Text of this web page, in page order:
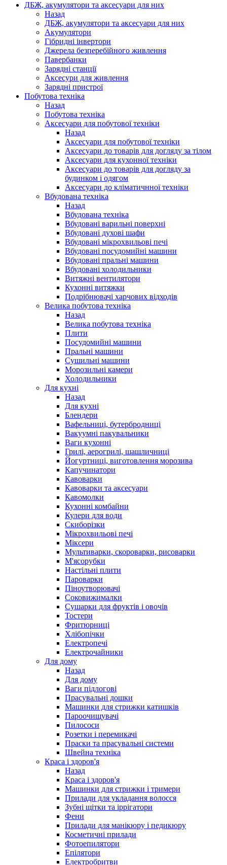
ДБЖ, акумулятори та аксесуари для них
Назад
ДБЖ, акумулятори та аксесуари для них
Акумулятори
Гібридні інвертори
Джерела безперебійного живлення
Павербанки
Зарядні станції
Аксесури для живлення
Зарядні пристрої
Побутова техніка
Назад
Побутова техніка
Аксесуари для побутової техніки
Назад
Аксесуари для побутової техніки
Аксесуари до товарів для догляду за тілом
Аксесуари для кухонної техніки
Аксесуари до товарів для догляду за
будинком і одягом
Аксесуари до кліматичнної техніки
Вбудована техніка
Назад
Вбудована техніка
Вбудовані варильні поверхні
Вбудовані духові шафи
Вбудовані мікрохвильові печі
Вбудовані посудомийні машини
Вбудовані пральні машини
Вбудовані холодильники
Витяжні вентилятори
Кухонні витяжки
Подрібнювачі харчових відходів
Велика побутова техніка
Назад
Велика побутова техніка
Плити
Посудомийні машини
Пральні машини
Сушильні машини
Морозильні камери
Холодильники
Для кухні
Назад
Для кухні
Блендери
Вафельниці, бутербродниці
Вакуумні пакувальники
Ваги кухонні
Грилі, аерогрилі, шашличниці
Йогуртниці, виготовлення морозива
Капучинатори
Кавоварки
Кавоварки та аксесуари
Кавомолки
Кухонні комбайни
Кулери для води
Скиборізки
Мікрохвильові печі
Міксери
Мультиварки, скороварки, рисоварки
М'ясорубки
Настільні плити
Пароварки
Піноутворювачі
Соковижималки
Сушарки для фруктів і овочів
Тостери
Фритюрниці
Хлібопічки
Електропечі
Електрочайники
Для дому
Назад
Для дому
Ваги підлогові
Прасувальні дошки
Машинки для стрижки катишків
Пароочищувачі
Пилососи
Розетки і перемикачі
Праски та прасувальні системи
Швейна техніка
Краса і здоров'я
Назад
Краса і здоров'я
Машинки для стрижки і тримери
Прилади для укладання волосся
Зубні щітки та іррігатори
Фени
Прилади для манікюру і педикюру
Косметичні прилади
Фотоепилятори
Епілятори
Електробритви